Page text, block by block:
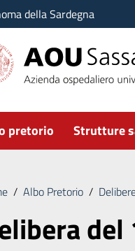
della Sardegna
pretorio Strutture
/ Albo Pretorio /